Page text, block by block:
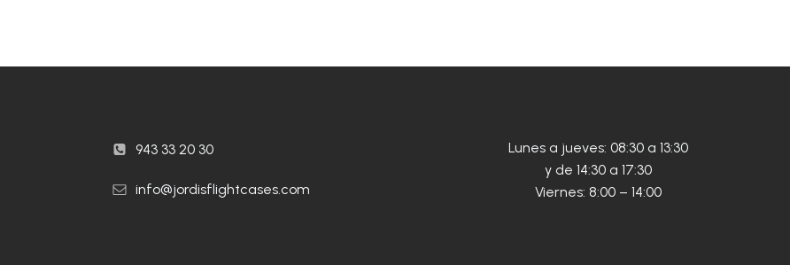
943 33 20 30
info@jordisflightcases.com
Lunes a jueves: 08:30 a 13:30
y de 14:30 a 17:30
Viernes: 8:00 – 14:00